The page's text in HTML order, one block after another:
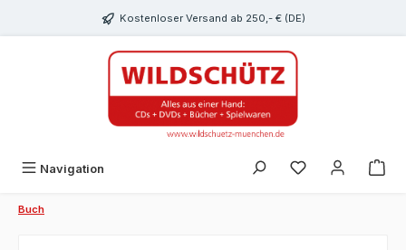
Kostenloser Versand ab 250,- € (DE)
Navigation Du hast 0
Buch